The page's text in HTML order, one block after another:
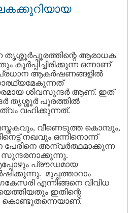
തൃശ്ശൂര്‍പ്പൂരത്തിന്റെ ആരാധക
ഒന്നാണ്‌
പ്രധാന ആകര്‍ഷണങ്ങളില്‍
ശിവസുന്ദര്‍ ആണ്‌. ഇത്‌
തൃശ്ശൂര്‍ പൂരത്തില്‍
വഹിക്കുന്നത്‌.
വീണെടുത്ത കൊമ്പും,
നഖവും ഒന്നിനൊന്ന്
അന്വര്‍ത്ഥമാക്കുന്ന
സുന്ദരനാക്കുന്നു.
പ്രൗഡമായ
മുപ്പത്താറാം
എന്നിങ്ങനെ വിവിധ
ഇതിന്റെ
കൊണ്ടുതന്നെയാണ്‌.